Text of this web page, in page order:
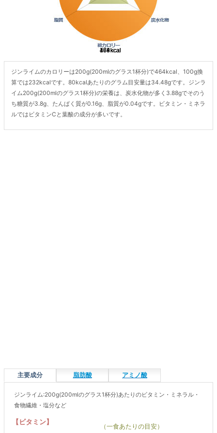
ジンライムのカロリーは200g(200mlのグラス1杯分)で464kcal、100g換
算では232kcalです。80kcalあたりのグラム目安量は34.48gです。ジンラ
イム200g(200mlのグラス1杯分)の栄養は、炭水化物が多く3.88gでそのう
ち糖質が3.8g、たんぱく質が0.16g、脂質が0.04gです。ビタミン・ミネラ
ルではビタミンCと葉酸の成分が多いです。
主要成分 脂肪酸 アミノ酸
ジンライム:200g(200mlのグラス1杯分)あたりのビタミン・ミネラル・
食物繊維・塩分など
【ビタミン】
（一食あたりの目安）